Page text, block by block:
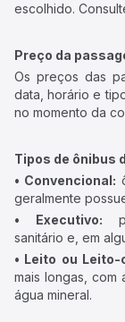
escolhido.
Preço da
Os preços das
data, horário e
no momento da
Tipos de ônibus
• Convencional:
geralmente
• Executivo:
sanitário e, em
• Leito ou Leito-
mais longas, com
água mineral.